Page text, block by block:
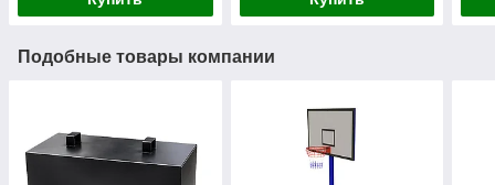
Подобные товары компании